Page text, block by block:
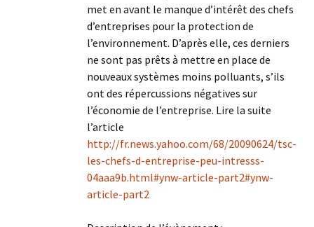
met en avant le manque d’intérêt des chefs
d’entreprises pour la protection de
l’environnement. D’après elle, ces derniers
ne sont pas prêts à mettre en place de
nouveaux systèmes moins polluants, s’ils
ont des répercussions négatives sur
l’économie de l’entreprise. Lire la suite
l’article
http://fr.news.yahoo.com/68/20090624/tsc-
les-chefs-d-entreprise-peu-intresss-
04aaa9b.html#ynw-article-part2#ynw-
article-part2